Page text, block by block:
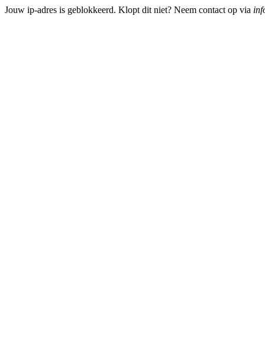
Jouw ip-adres is geblokkeerd. Klopt dit niet? Neem contact op via